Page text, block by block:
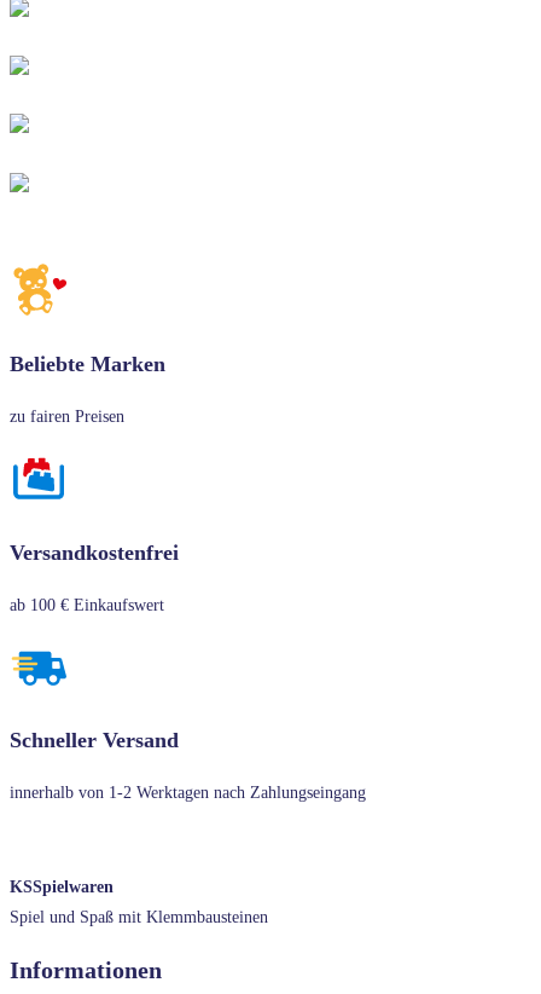
Beliebte Marken
zu fairen Preisen
Versandkostenfrei
ab 100 € Einkaufswert
Schneller Versand
innerhalb von 1-2 Werktagen nach Zahlungseingang
KSSpielwaren
Spiel und Spaß mit Klemmbausteinen
Informationen